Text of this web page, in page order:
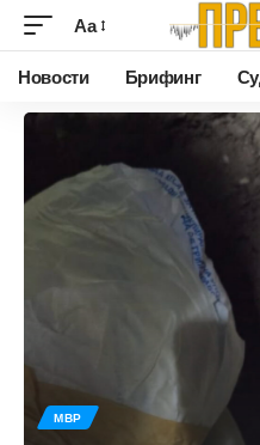
Аа
Новости Брифинг
МВР